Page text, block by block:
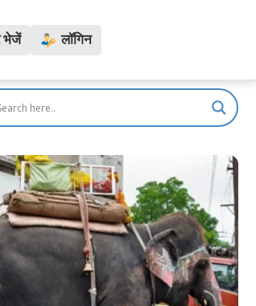
भेजें लॉगिन
ने हॉस्टल में लगाई फांसी, सहेली को वाट्सऐप पर भेजा